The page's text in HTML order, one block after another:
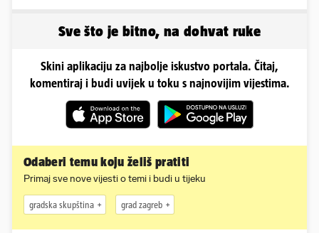
Sve što je bitno, na dohvat ruke
Skini aplikaciju za najbolje iskustvo portala. Čitaj,
komentiraj i budi uvijek u toku s najnovijim vijestima.
Odaberi temu koju želiš pratiti
Primaj sve nove vijesti o temi i budi u tijeku
gradska skupština grad zagreb